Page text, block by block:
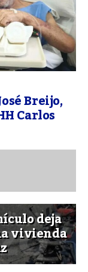
Breijo,
Carlos
deja
vivienda